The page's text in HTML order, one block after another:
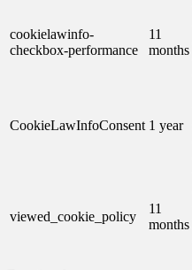
cookielawinfo-
checkbox-performance
11
months
CookieLawInfoConsent 1 year
viewed_cookie_policy
11
months